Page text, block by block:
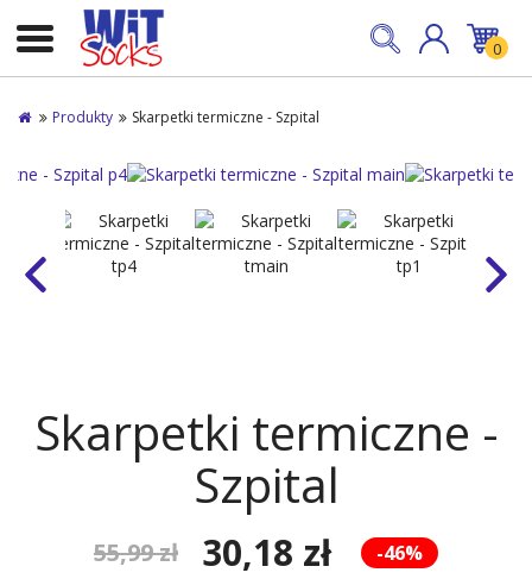
0
Produkty Skarpetki termiczne - Szpital
Skarpetki termiczne -
Szpital
-46%
55,99 zł 30,18 zł